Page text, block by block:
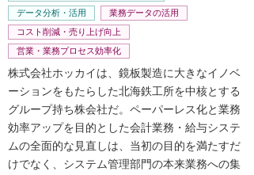
データ分析・活用
業務データの活用
コスト削減・売り上げ向上
営業・業務プロセス効率化
株式会社ホッカイは、鏡板製造に大きなイノベ
ーションをもたらした北海鉄工所を中核とする
グループ持ち株会社だ。ペーパーレス化と業務
効率アップを目的とした会計業務・給与システ
ムの全面的な見直しは、当初の目的を満たすだ
けでなく、システム管理部門の本来業務への集